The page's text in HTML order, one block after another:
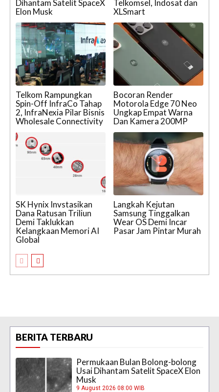
Dihantam Satelit SpaceX
Elon Musk
Telkomsel, Indosat dan
XLSmart
Telkom Rampungkan
Spin-Off InfraCo Tahap
2, InfraNexia Pilar Bisnis
Wholesale Connectivity
Bocoran Render
Motorola Edge 70 Neo
Ungkap Empat Warna
Dan Kamera 200MP
SK Hynix Invstasikan
Dana Ratusan Triliun
Demi Taklukkan
Kelangkaan Memori AI
Global
Langkah Kejutan
Samsung Tinggalkan
Wear OS Demi Incar
Pasar Jam Pintar Murah
BERITA TERBARU
Permukaan Bulan Bolong-bolong
Usai Dihantam Satelit SpaceX Elon
Musk
9 August 2026 08:00 WIB